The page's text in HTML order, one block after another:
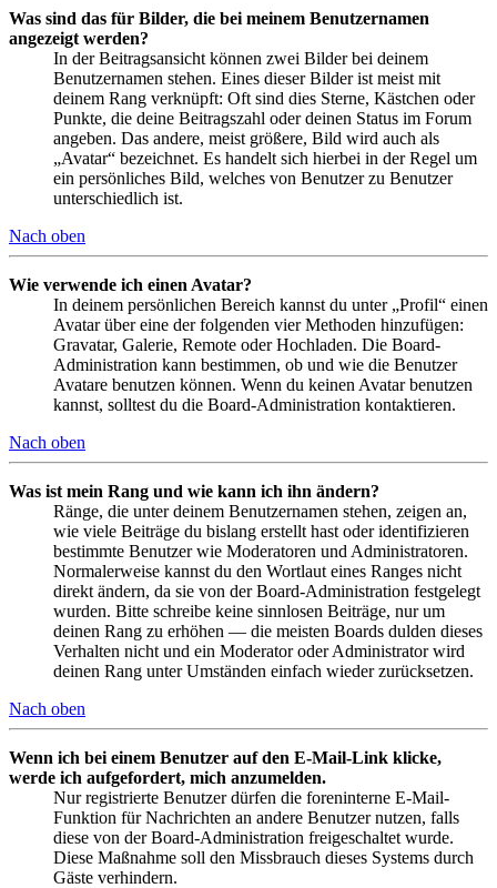
Was sind das für Bilder, die bei meinem Benutzernamen
angezeigt werden?
In der Beitragsansicht können zwei Bilder bei deinem
Benutzernamen stehen. Eines dieser Bilder ist meist mit
deinem Rang verknüpft: Oft sind dies Sterne, Kästchen oder
Punkte, die deine Beitragszahl oder deinen Status im Forum
angeben. Das andere, meist größere, Bild wird auch als
„Avatar“ bezeichnet. Es handelt sich hierbei in der Regel um
ein persönliches Bild, welches von Benutzer zu Benutzer
unterschiedlich ist.
Nach oben
Wie verwende ich einen Avatar?
In deinem persönlichen Bereich kannst du unter „Profil“ einen
Avatar über eine der folgenden vier Methoden hinzufügen:
Gravatar, Galerie, Remote oder Hochladen. Die Board-
Administration kann bestimmen, ob und wie die Benutzer
Avatare benutzen können. Wenn du keinen Avatar benutzen
kannst, solltest du die Board-Administration kontaktieren.
Nach oben
Was ist mein Rang und wie kann ich ihn ändern?
Ränge, die unter deinem Benutzernamen stehen, zeigen an,
wie viele Beiträge du bislang erstellt hast oder identifizieren
bestimmte Benutzer wie Moderatoren und Administratoren.
Normalerweise kannst du den Wortlaut eines Ranges nicht
direkt ändern, da sie von der Board-Administration festgelegt
wurden. Bitte schreibe keine sinnlosen Beiträge, nur um
deinen Rang zu erhöhen — die meisten Boards dulden dieses
Verhalten nicht und ein Moderator oder Administrator wird
deinen Rang unter Umständen einfach wieder zurücksetzen.
Nach oben
Wenn ich bei einem Benutzer auf den E-Mail-Link klicke,
werde ich aufgefordert, mich anzumelden.
Nur registrierte Benutzer dürfen die foreninterne E-Mail-
Funktion für Nachrichten an andere Benutzer nutzen, falls
diese von der Board-Administration freigeschaltet wurde.
Diese Maßnahme soll den Missbrauch dieses Systems durch
Gäste verhindern.